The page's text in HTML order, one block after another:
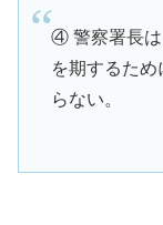
④ 警察署長は
を期するた
らない。